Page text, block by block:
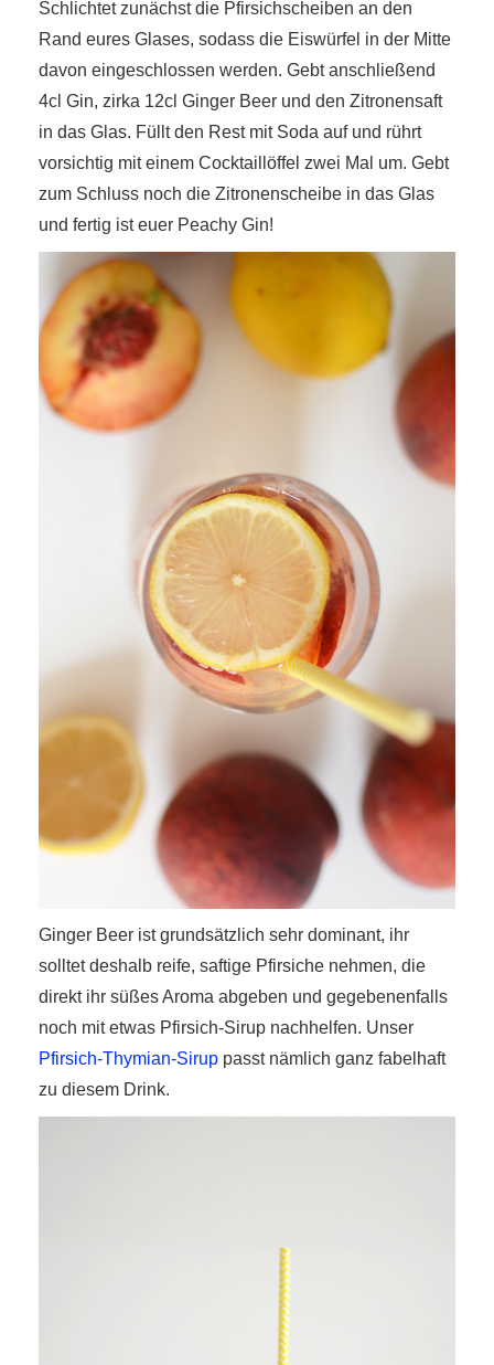
Schlichtet zunächst die Pfirsichscheiben an den
Rand eures Glases, sodass die Eiswürfel in der Mitte
davon eingeschlossen werden. Gebt anschließend
4cl Gin, zirka 12cl Ginger Beer und den Zitronensaft
in das Glas. Füllt den Rest mit Soda auf und rührt
vorsichtig mit einem Cocktaillöffel zwei Mal um. Gebt
zum Schluss noch die Zitronenscheibe in das Glas
und fertig ist euer Peachy Gin!
Ginger Beer ist grundsätzlich sehr dominant, ihr
solltet deshalb reife, saftige Pfirsiche nehmen, die
direkt ihr süßes Aroma abgeben und gegebenenfalls
noch mit etwas Pfirsich-Sirup nachhelfen. Unser
Pfirsich-Thymian-Sirup passt nämlich ganz fabelhaft
zu diesem Drink.